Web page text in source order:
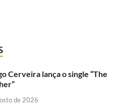
Cerveira lança o single “The
de 2026